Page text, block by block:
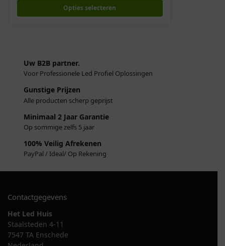
Opties selecteren
Uw B2B partner.
Voor Professionele Led Profiel Oplossingen
Gunstige Prijzen
Alle producten scherp geprijst
Minimaal 2 Jaar Garantie
Op sommige zelfs 5 jaar
100% Veilig Afrekenen
PayPal / Ideal/ Op Rekening
Contactgegevens
Het Led Huis
Staalsteden 4-11
7547 TA Enschede